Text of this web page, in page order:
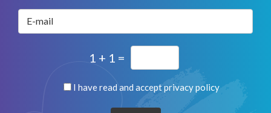
E-mail
1 + 1 =
I have read and acceptprivacy policy